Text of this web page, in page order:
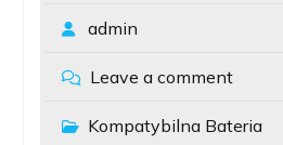
admin
Leave a comment
Kompatybilna Bateria